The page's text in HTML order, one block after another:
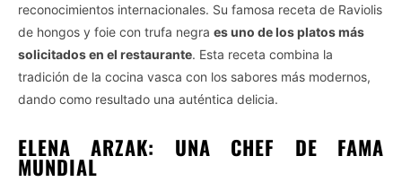
reconocimientos internacionales. Su famosa receta de Raviolis
de hongos y foie con trufa negra es uno de los platos más
solicitados en el restaurante. Esta receta combina la
tradición de la cocina vasca con los sabores más modernos,
dando como resultado una auténtica delicia.
ELENA ARZAK: UNA CHEF DE FAMA
MUNDIAL